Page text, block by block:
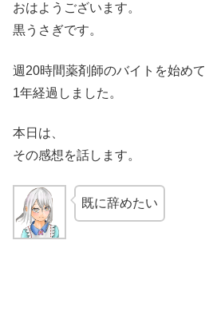
おはようございます。
黒うさぎです。
週20時間薬剤師のバイトを始めて
1年経過しました。
本日は、
その感想を話します。
既に辞めたい